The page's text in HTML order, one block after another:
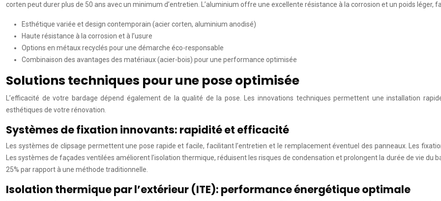
corten peut durer plus de 50 ans avec un minimum d’entretien. L’aluminium offre une excellente résistance à la corrosion et un poids léger,
Esthétique variée et design contemporain (acier corten, aluminium anodisé)
Haute résistance à la corrosion et à l’usure
Options en métaux recyclés pour une démarche éco-responsable
Combinaison des avantages des matériaux (acier-bois) pour une performance optimisée
Solutions techniques pour une pose optimisée
L’efficacité de votre bardage dépend également de la qualité de la pose. Les innovations techniques permettent une installation
esthétiques de votre rénovation.
Systèmes de fixation innovants: rapidité et efficacité
Les systèmes de clipsage permettent une pose rapide et facile, facilitant l’entretien et le remplacement éventuel des panneaux. Les
Les systèmes de façades ventilées améliorent l’isolation thermique, réduisent les risques de condensation et prolongent la durée de vie du
25% par rapport à une méthode traditionnelle.
Isolation thermique par l’extérieur (ITE): performance énergétique optimale